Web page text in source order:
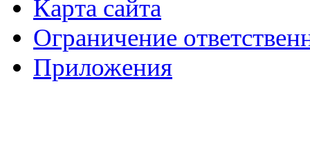
Карта сайта
Ограничение
Приложения